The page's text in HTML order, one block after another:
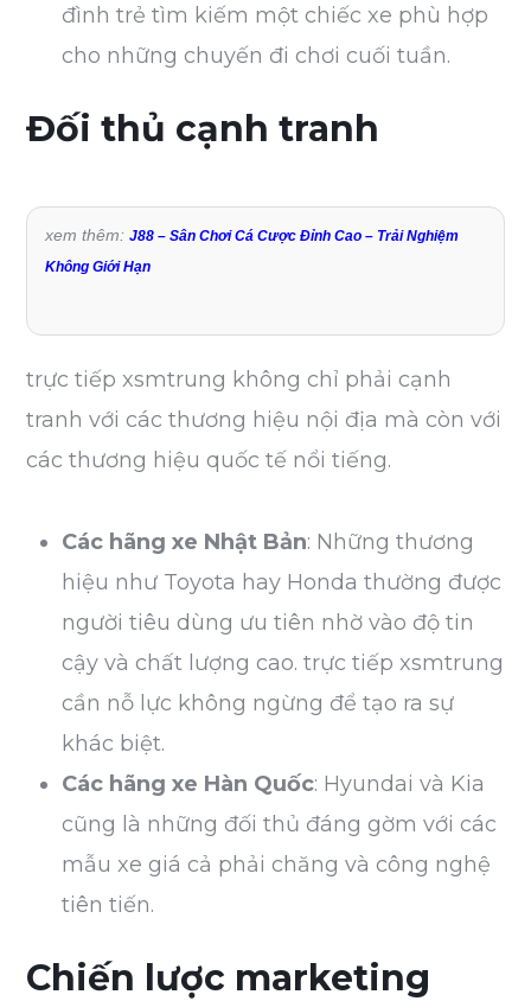
đình trẻ tìm kiếm một chiếc xe phù hợp
cho những chuyến đi chơi cuối tuần.
Đối thủ cạnh tranh
xem thêm:J88 – Sân Chơi Cá Cược Đỉnh Cao – Trải Nghiệm
Không Giới Hạn
trực tiếp xsmtrung không chỉ phải cạnh
tranh với các thương hiệu nội địa mà còn với
các thương hiệu quốc tế nổi tiếng.
Các hãng xe Nhật Bản: Những thương
hiệu như Toyota hay Honda thường được
người tiêu dùng ưu tiên nhờ vào độ tin
cậy và chất lượng cao. trực tiếp xsmtrung
cần nỗ lực không ngừng để tạo ra sự
khác biệt.
Các hãng xe Hàn Quốc: Hyundai và Kia
cũng là những đối thủ đáng gờm với các
mẫu xe giá cả phải chăng và công nghệ
tiên tiến.
Chiến lược marketing